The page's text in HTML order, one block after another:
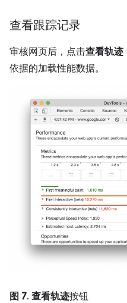
查看跟踪记录
审核网页后，点击查看轨迹
依据的加载性能数据。
图 7. 查看轨迹按钮